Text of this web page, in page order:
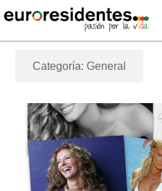
Categoría: General